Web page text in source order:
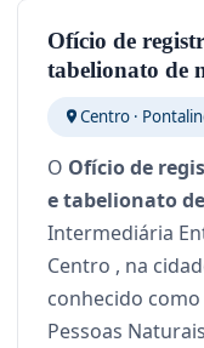
Ofício de
tabelionato de
Centro ·
O Ofício de
e tabelionato
Intermediária
Centro , na
conhecido
Pessoas